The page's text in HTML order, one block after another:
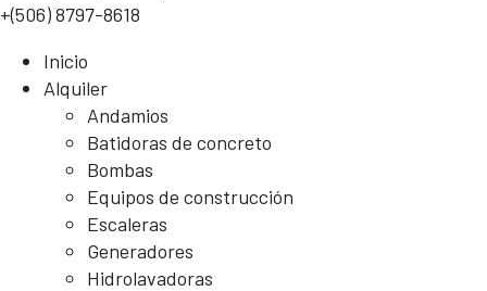
+(506) 8797-8618
Inicio
Alquiler
Andamios
Batidoras de concreto
Bombas
Equipos de construcción
Escaleras
Generadores
Hidrolavadoras